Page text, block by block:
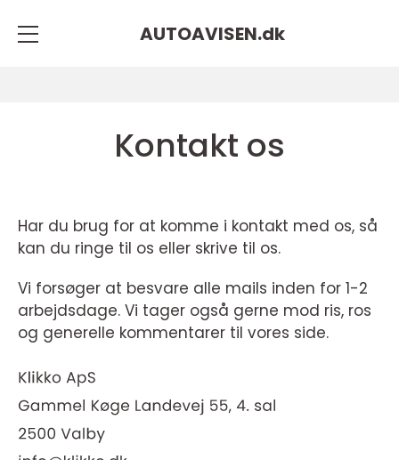
AUTOAVISEN.dk
Kontakt os
Har du brug for at komme i kontakt med os, så
kan du ringe til os eller skrive til os.
Vi forsøger at besvare alle mails inden for 1-2
arbejdsdage. Vi tager også gerne mod ris, ros
og generelle kommentarer til vores side.